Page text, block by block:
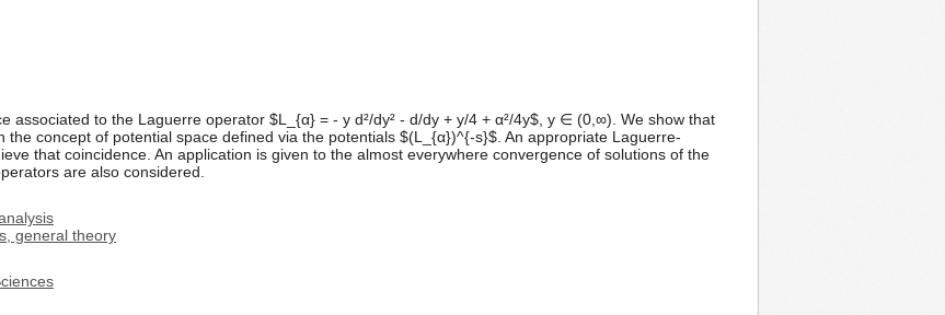
associated to the Laguerre operator $L_{α} = - y d²/dy² - d/dy + y/4 + α²/4y$, y ∈ (0,∞). We show that
the concept of potential space defined via the potentials $(L_{α})^{-s}$. An appropriate Laguerre-
that coincidence. An application is given to the almost everywhere convergence of solutions of the
are also considered.
general theory